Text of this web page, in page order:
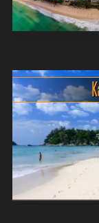
Insel und ist ein
Der Karon Noi
liebevoll „Little
genannt, ist ein
Paradies für alle,
ruhiger mögen.
kleine, idyllische